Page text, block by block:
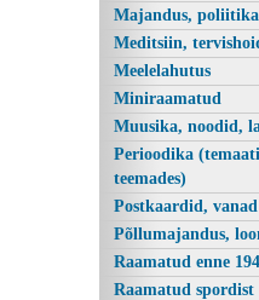
Majandus, poliitika
Meditsiin,
Meelelahutus
Miniraamatud
Muusika, noodid,
Perioodika
teemades)
Postkaardid,
Põllumajandus,
Raamatud enne
Raamatud spordist